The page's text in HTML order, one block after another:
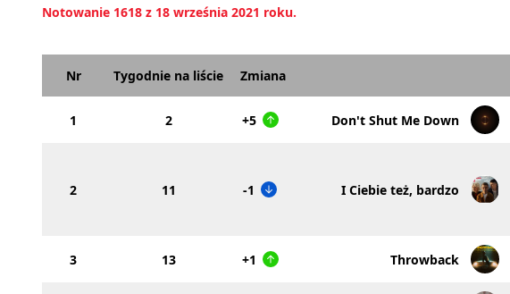
Notowanie 1618 z 18 września 2021 roku.
Nr Tygodnie na liście Zmiana
1 2 +5 Don't Shut Me Down
2 11 -1 I Ciebie też, bardzo
3 13 +1 Throwback